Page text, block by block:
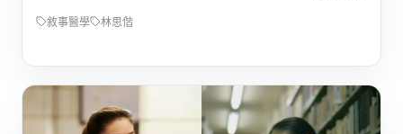
敘事醫學 林思偕